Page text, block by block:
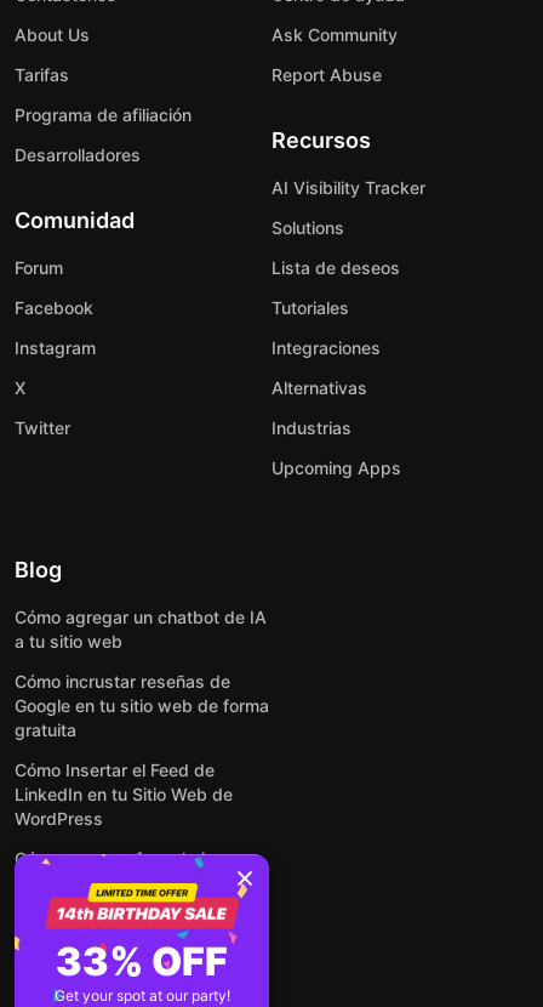
About Us
Tarifas
Programa de afiliación
Desarrolladores
Comunidad
Forum
Facebook
Instagram
X
Twitter
Ask Community
Report Abuse
Recursos
AI Visibility Tracker
Solutions
Lista de deseos
Tutoriales
Integraciones
Alternativas
Industrias
Upcoming Apps
Blog
Cómo agregar un chatbot de IA
a tu sitio web
Cómo incrustar reseñas de
Google en tu sitio web de forma
gratuita
Cómo Insertar el Feed de
LinkedIn en tu Sitio Web de
WordPress
Cómo crear un formulario para
WordPress: de manera simple y
rápida
Cómo incrustar formularios en
cualquier sitio web en línea y
gratis
33% OFF
Get your spot at our party!